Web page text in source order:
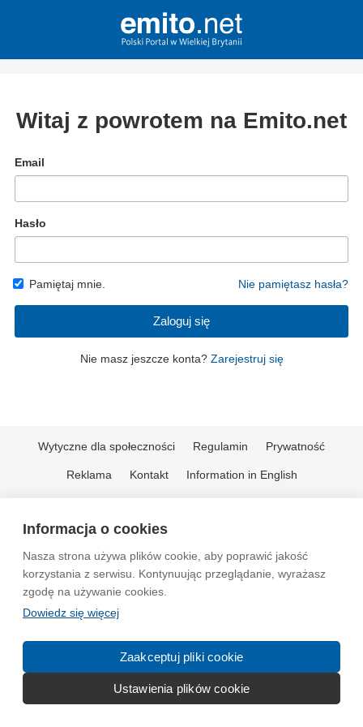
Informacja o cookies
Nasza strona używa plików cookie, aby poprawić jakość
korzystania z serwisu. Kontynuując przeglądanie, wyrażasz
zgodę na używanie cookies.
Dowiedz się więcej
Zaakceptuj pliki cookie
Ustawienia plików cookie
Witaj z powrotem na Emito.net
Email
Hasło
Pamiętaj mnie. Nie pamiętasz hasła?
Zaloguj się
Nie masz jeszcze konta? Zarejestruj się
Wytyczne dla społeczności Regulamin Prywatność
Reklama Kontakt Information in English